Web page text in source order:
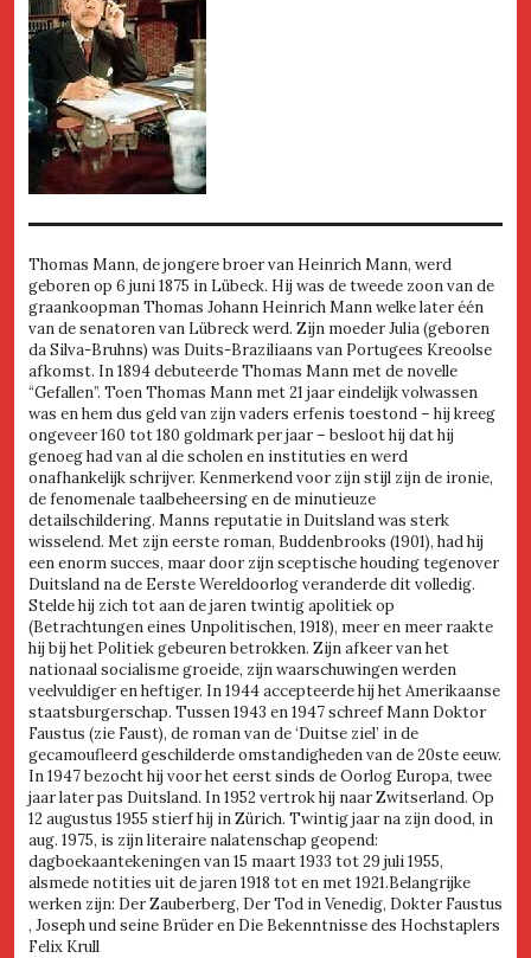
Thomas Mann, de jongere broer van Heinrich Mann, werd
geboren op 6 juni 1875 in Lübeck. Hij was de tweede zoon van de
graankoopman Thomas Johann Heinrich Mann welke later één
van de senatoren van Lübreck werd. Zijn moeder Julia (geboren
da Silva-Bruhns) was Duits-Braziliaans van Portugees Kreoolse
afkomst. In 1894 debuteerde Thomas Mann met de novelle
“Gefallen”. Toen Thomas Mann met 21 jaar eindelijk volwassen
was en hem dus geld van zijn vaders erfenis toestond – hij kreeg
ongeveer 160 tot 180 goldmark per jaar – besloot hij dat hij
genoeg had van al die scholen en instituties en werd
onafhankelijk schrijver. Kenmerkend voor zijn stijl zijn de ironie,
de fenomenale taalbeheersing en de minutieuze
detailschildering. Manns reputatie in Duitsland was sterk
wisselend. Met zijn eerste roman, Buddenbrooks (1901), had hij
een enorm succes, maar door zijn sceptische houding tegenover
Duitsland na de Eerste Wereldoorlog veranderde dit volledig.
Stelde hij zich tot aan de jaren twintig apolitiek op
(Betrachtungen eines Unpolitischen, 1918), meer en meer raakte
hij bij het Politiek gebeuren betrokken. Zijn afkeer van het
nationaal socialisme groeide, zijn waarschuwingen werden
veelvuldiger en heftiger. In 1944 accepteerde hij het Amerikaanse
staatsburgerschap. Tussen 1943 en 1947 schreef Mann Doktor
Faustus (zie Faust), de roman van de ‘Duitse ziel’ in de
gecamoufleerd geschilderde omstandigheden van de 20ste eeuw.
In 1947 bezocht hij voor het eerst sinds de Oorlog Europa, twee
jaar later pas Duitsland. In 1952 vertrok hij naar Zwitserland. Op
12 augustus 1955 stierf hij in Zürich. Twintig jaar na zijn dood, in
aug. 1975, is zijn literaire nalatenschap geopend:
dagboekaantekeningen van 15 maart 1933 tot 29 juli 1955,
alsmede notities uit de jaren 1918 tot en met 1921.Belangrijke
werken zijn: Der Zauberberg, Der Tod in Venedig, Dokter Faustus
, Joseph und seine Brüder en Die Bekenntnisse des Hochstaplers
Felix Krull